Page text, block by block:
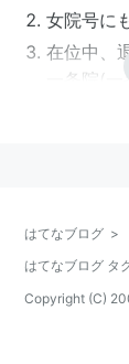
女院号に
在位中、
一条院 (
天皇の戒
られるよ
リスト：二
はてなブログ >
はてなブログ タ
Copyright (C)